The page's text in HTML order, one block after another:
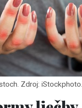
Zdroj: